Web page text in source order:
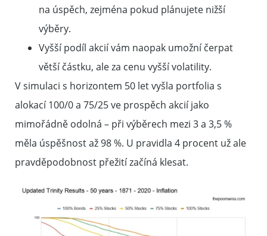
na úspěch, zejména pokud plánujete nižší
výběry.
Vyšší podíl akcií vám naopak umožní čerpat
větší částku, ale za cenu vyšší volatility.
V simulaci s horizontem 50 let vyšla portfolia s
alokací 100/0 a 75/25 ve prospěch akcií jako
mimořádně odolná – při výběrech mezi 3 a 3,5 %
měla úspěšnost až 98 %. U pravidla 4 procent už ale
pravděpodobnost přežití začíná klesat.